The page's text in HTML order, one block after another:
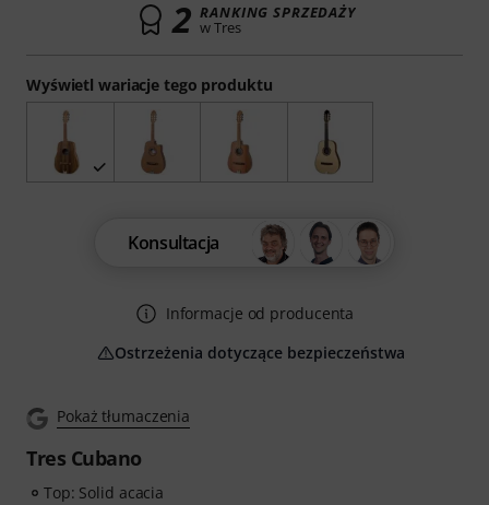
Pokaż tłumaczenia
Tres Cubano
Top: Solid acacia
Wyświetl wariacje tego produktu
2 RANKING SPRZEDAŻY
w Tres
Konsultacja
Informacje od producenta
Ostrzeżenia dotyczące bezpieczeństwa